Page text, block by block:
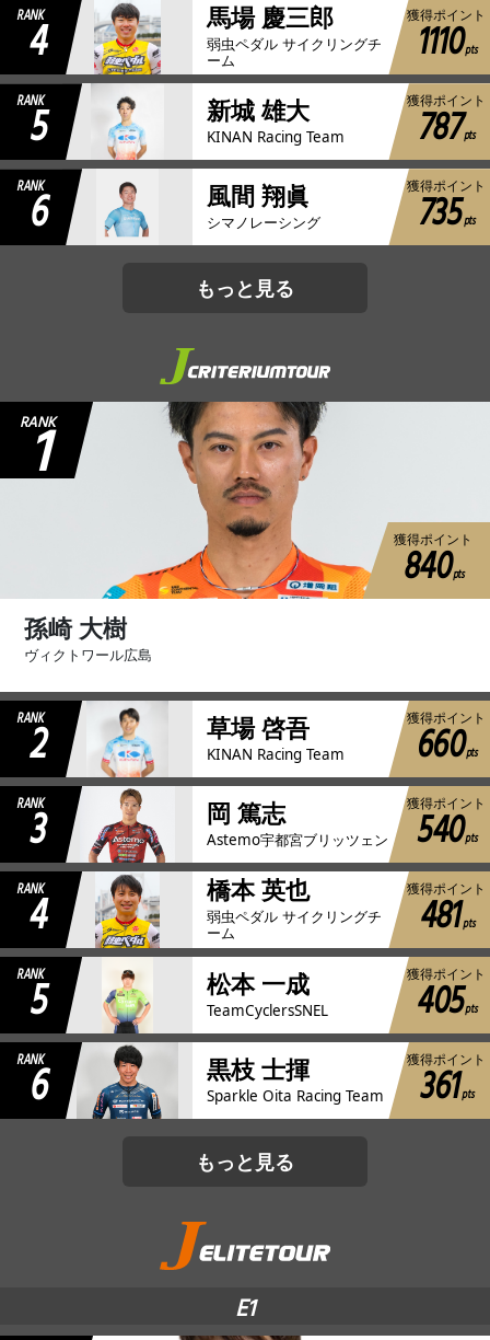
RANK
4 馬場 慶三郎
弱虫ペダル サイクリングチ
ーム
獲得ポイント
1110pts
RANK
5 新城 雄大
KINAN Racing Team
獲得ポイント
787pts
RANK
6 風間 翔眞
シマノレーシング
獲得ポイント
735pts
もっと見る
RANK
1
獲得ポイント
840pts
孫崎 大樹
ヴィクトワール広島
RANK
2 草場 啓吾
KINAN Racing Team
獲得ポイント
660pts
RANK
3 岡 篤志
Astemo宇都宮ブリッツェン
獲得ポイント
540pts
RANK
4 橋本 英也
弱虫ペダル サイクリングチ
ーム
獲得ポイント
481pts
RANK
5 松本 一成
TeamCyclersSNEL
獲得ポイント
405pts
RANK
6 黒枝 士揮
Sparkle Oita Racing Team
獲得ポイント
361pts
もっと見る
E1